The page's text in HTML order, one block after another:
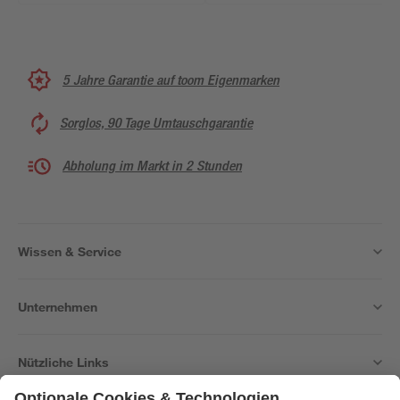
5 Jahre Garantie auf toom Eigenmarken
Sorglos, 90 Tage Umtauschgarantie
Abholung im Markt in 2 Stunden
Wissen & Service
Unternehmen
Nützliche Links